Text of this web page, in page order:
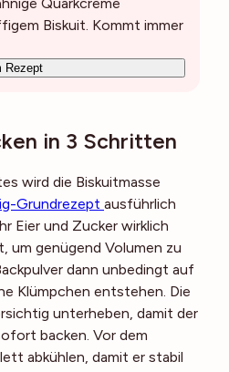
Biskuit. Kommt immer
Rezept
in 3 Schritten
wird die Biskuitmasse
Grundrezept ausführlich
Eier und Zucker wirklich
um genügend Volumen zu
dann unbedingt auf
Klümpchen entstehen. Die
unterheben, damit der
backen. Vor dem
abkühlen, damit er stabil